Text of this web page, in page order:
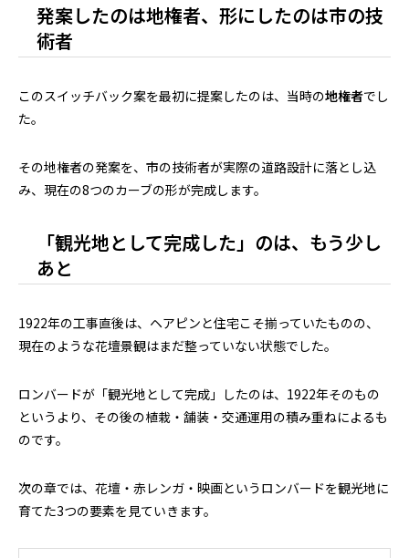
発案したのは地権者、形にしたのは市の技
術者
このスイッチバック案を最初に提案したのは、当時の地権者でし
た。
その地権者の発案を、市の技術者が実際の道路設計に落とし込
み、現在の8つのカーブの形が完成します。
「観光地として完成した」のは、もう少し
あと
1922年の工事直後は、ヘアピンと住宅こそ揃っていたものの、
現在のような花壇景観はまだ整っていない状態でした。
ロンバードが「観光地として完成」したのは、1922年そのもの
というより、その後の植栽・舗装・交通運用の積み重ねによるも
のです。
次の章では、花壇・赤レンガ・映画というロンバードを観光地に
育てた3つの要素を見ていきます。